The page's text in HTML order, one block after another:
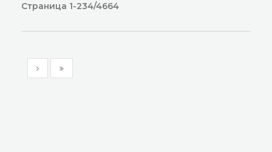
Страница 1-234/4664